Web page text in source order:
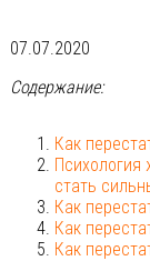
07.07.2020
Содержание:
Как
Психология
стать
Как
Как
Как